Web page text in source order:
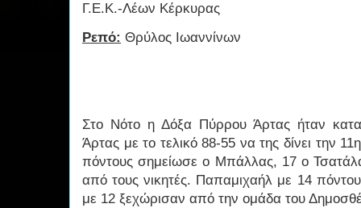
Γ.Ε.Κ.-Λέων Κέρκυρας
Ρεπό: Θρύλος Ιωαννίνων
Στο Νότο η Δόξα Πύρρου Άρτας ήταν
Άρτας με το τελικό 88-55 να της δίνει την
πόντους σημείωσε ο Μπάλλας, 17 ο
από τους νικητές. Παπαμιχαήλ με 14
με 12 ξεχώρισαν από την ομάδα του